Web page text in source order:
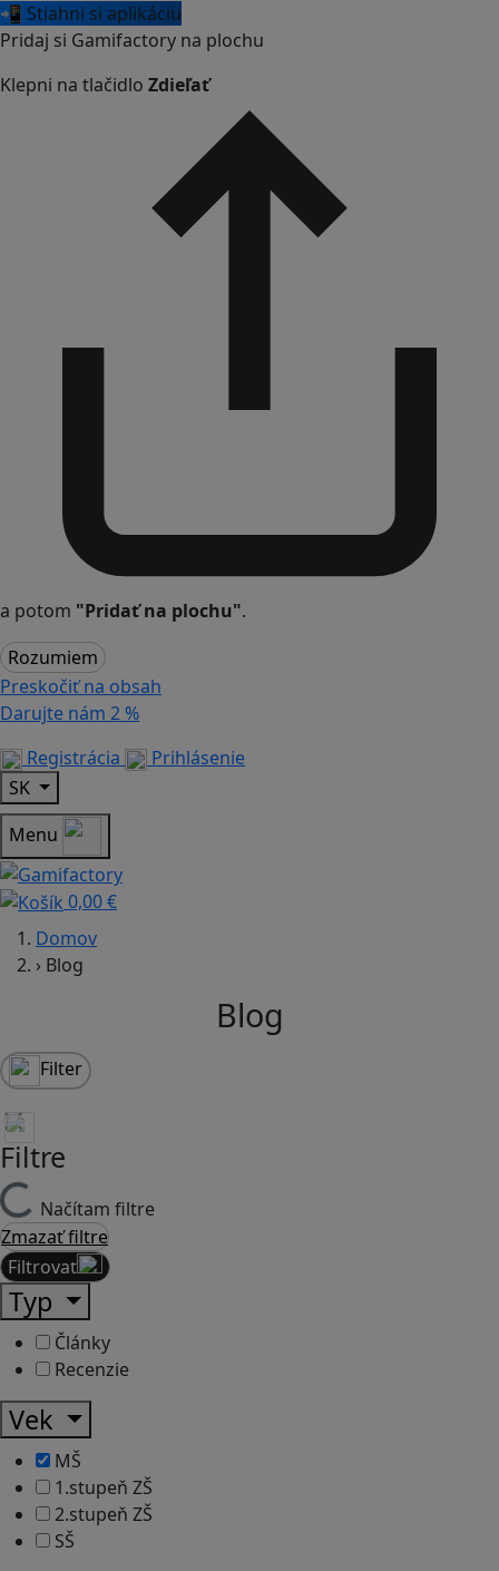
📲 Stiahni si aplikáciu
Pridaj si Gamifactory na plochu
Klepni na tlačidlo Zdieľať
a potom "Pridať na plochu".
Rozumiem
Preskočiť na obsah
Darujte nám 2 %
Registrácia
Prihlásenie
SK
Menu
0,00 €
Domov
› Blog
Blog
Filter
Filtre
Načítam filtre
Zmazať filtre
Filtrovať
Typ
Články
Recenzie
Vek
MŠ
1.stupeň ZŠ
2.stupeň ZŠ
SŠ